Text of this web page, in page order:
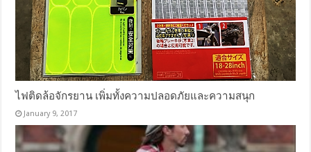
ไฟติดล้อจักรยาน เพิ่มทั้งความปลอดภัยและความสนุก
January 9, 2017